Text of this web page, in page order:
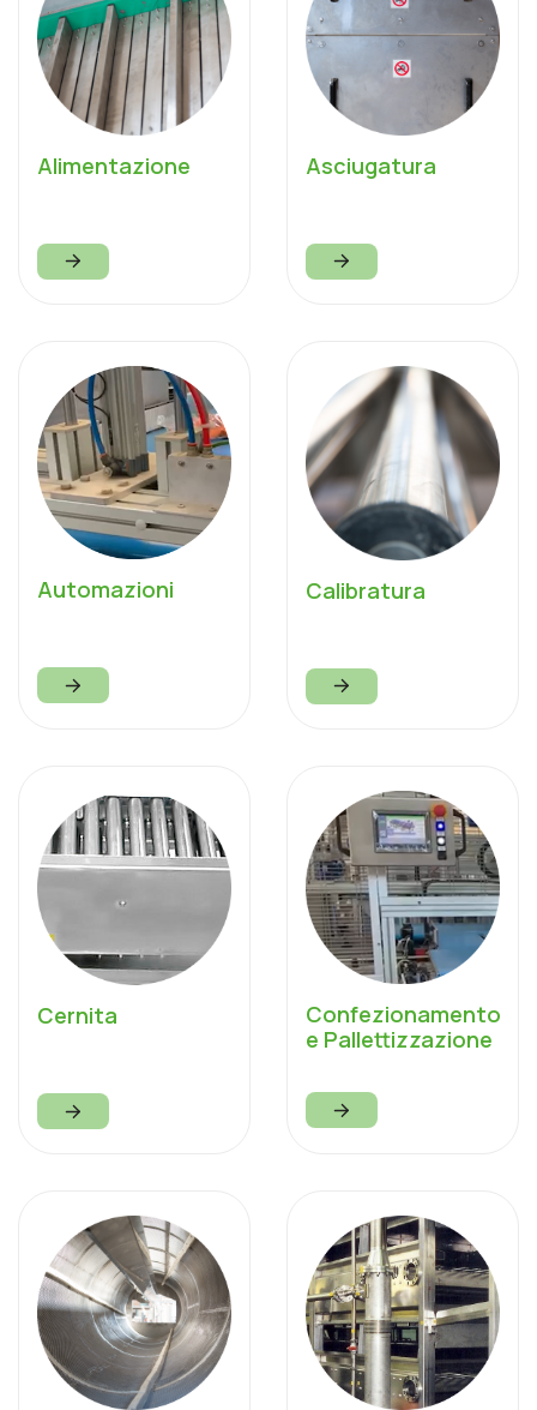
Alimentazione Asciugatura
Automazioni Calibratura
Cernita
Confezionamento
e Pallettizzazione